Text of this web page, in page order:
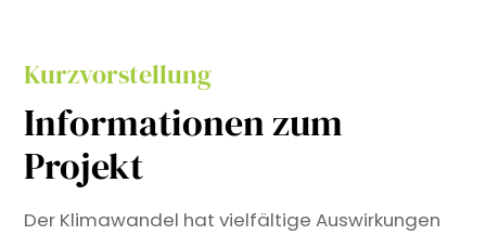
Kurzvorstellung
Informationen zum
Projekt
Der Klimawandel hat vielfältige Auswirkungen